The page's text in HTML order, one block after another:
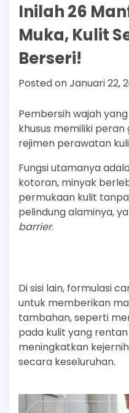
Inilah 26
Muka, Kulit
Berseri!
Posted onJanuari 22,
Pembersih wajah
khusus memiliki
rejimen perawatan
Fungsi utamanya
kotoran, minyak
permukaan kulit
pelindung alaminya,
barrier.
Di sisi lain, formulasi
untuk memberikan
tambahan, seperti
pada kulit yang
meningkatkan
secara keseluruhan.